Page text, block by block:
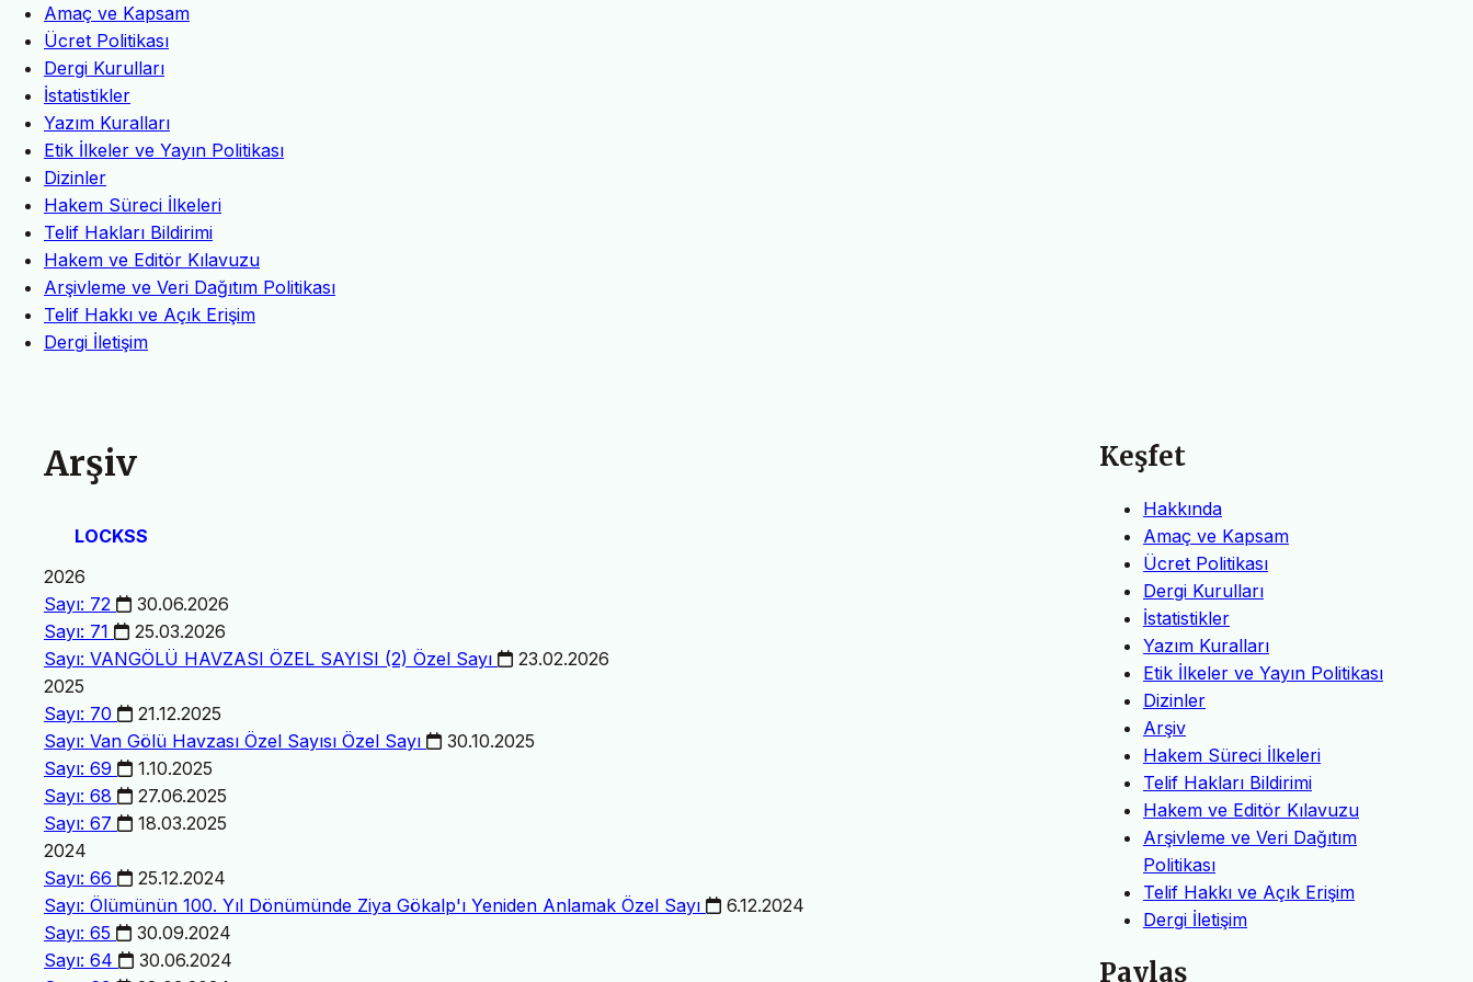
Amaç ve Kapsam
Ücret Politikası
Dergi Kurulları
İstatistikler
Yazım Kuralları
Etik İlkeler ve Yayın Politikası
Dizinler
Hakem Süreci İlkeleri
Telif Hakları Bildirimi
Hakem ve Editör Kılavuzu
Arşivleme ve Veri Dağıtım Politikası
Telif Hakkı ve Açık Erişim
Dergi İletişim
Arşiv
LOCKSS
2026
Sayı: 72
30.06.2026
Sayı: 71
25.03.2026
Sayı: VANGÖLÜ HAVZASI ÖZEL SAYISI (2) Özel Sayı
23.02.2026
2025
Sayı: 70
21.12.2025
Sayı: Van Gölü Havzası Özel Sayısı Özel Sayı
30.10.2025
Sayı: 69
1.10.2025
Sayı: 68
27.06.2025
Sayı: 67
18.03.2025
2024
Sayı: 66
25.12.2024
Sayı: Ölümünün 100. Yıl Dönümünde Ziya Gökalp'ı Yeniden Anlamak Özel Sayı
6.12.2024
Sayı: 65
30.09.2024
Sayı: 64
30.06.2024
Keşfet
Hakkında
Amaç ve Kapsam
Ücret Politikası
Dergi Kurulları
İstatistikler
Yazım Kuralları
Etik İlkeler ve Yayın Politikası
Dizinler
Arşiv
Hakem Süreci İlkeleri
Telif Hakları Bildirimi
Hakem ve Editör Kılavuzu
Arşivleme ve Veri Dağıtım
Politikası
Telif Hakkı ve Açık Erişim
Dergi İletişim
Paylaş